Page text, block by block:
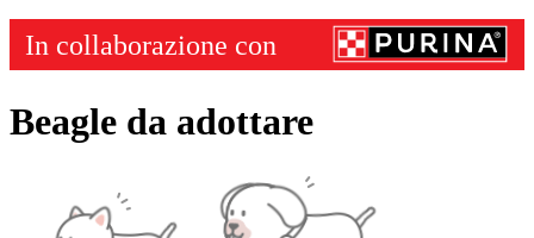
Beagle da adottare